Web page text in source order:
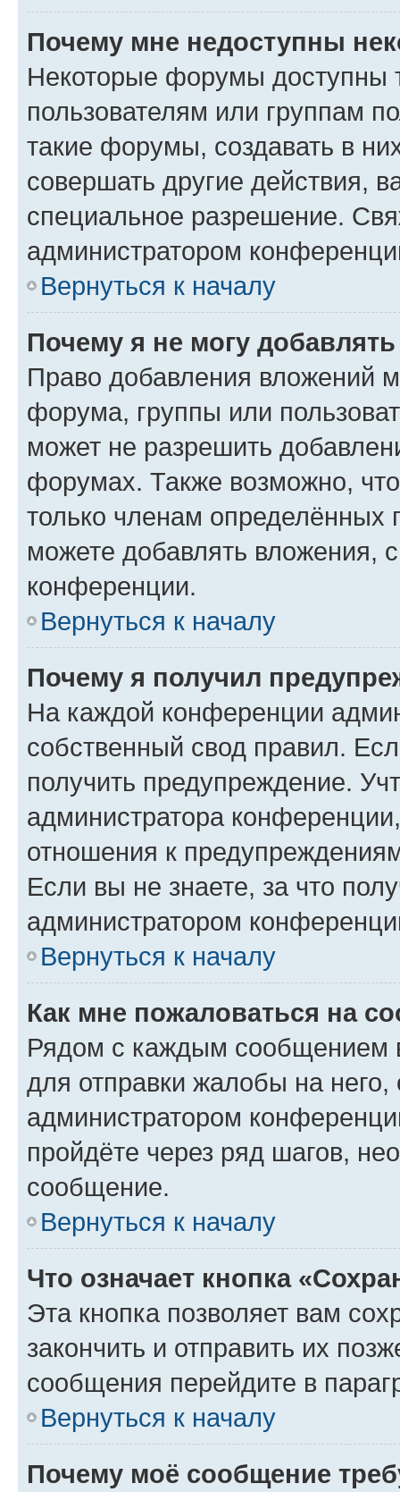
Почему мне недоступны
Некоторые форумы доступны
пользователям или группам
такие форумы, создавать в
совершать другие действия,
специальное разрешение.
администратором
Вернуться к началу
Почему я не могу
Право добавления вложений
форума, группы или
может не разрешить
форумах. Также возможно,
только членам определённых
можете добавлять вложения,
конференции.
Вернуться к началу
Почему я получил
На каждой конференции
собственный свод правил.
получить предупреждение.
администратора
отношения к
Если вы не знаете, за что
администратором
Вернуться к началу
Как мне пожаловаться на
Рядом с каждым сообщением
для отправки жалобы на
администратором
пройдёте через ряд шагов,
сообщение.
Вернуться к началу
Что означает кнопка
Эта кнопка позволяет вам
закончить и отправить их
сообщения перейдите в
Вернуться к началу
Почему моё сообщение